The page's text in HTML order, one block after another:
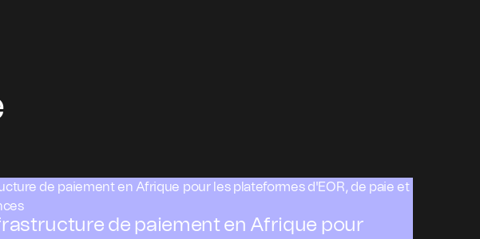
de paiement en Afrique pour